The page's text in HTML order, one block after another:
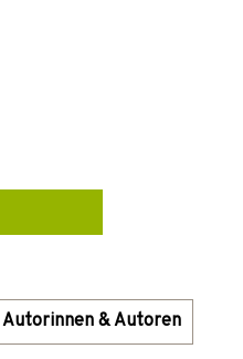
Autorinnen & Autoren